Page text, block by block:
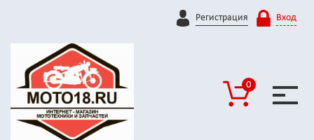
Регистрация Вход
0